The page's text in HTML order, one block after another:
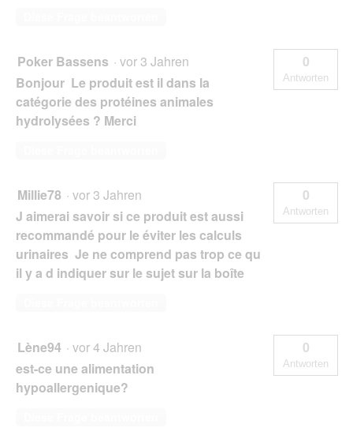
Poker Bassens · vor 3 Jahren
Bonjour Le produit est il dans la
catégorie des protéines animales
hydrolysées ? Merci
0
Antworten
Millie78 · vor 3 Jahren
J aimerai savoir si ce produit est aussi
recommandé pour le éviter les calculs
urinaires Je ne comprend pas trop ce qu
il y a d indiquer sur le sujet sur la boîte
0
Antworten
Lène94 · vor 4 Jahren
est-ce une alimentation
hypoallergenique?
0
Antworten